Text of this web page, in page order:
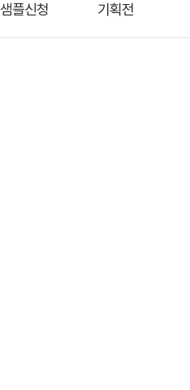
샘플신청 기획전